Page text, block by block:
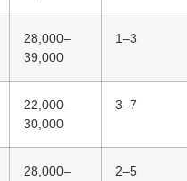
28,000–
39,000
1–3
22,000–
30,000
3–7
28,000–
2–5